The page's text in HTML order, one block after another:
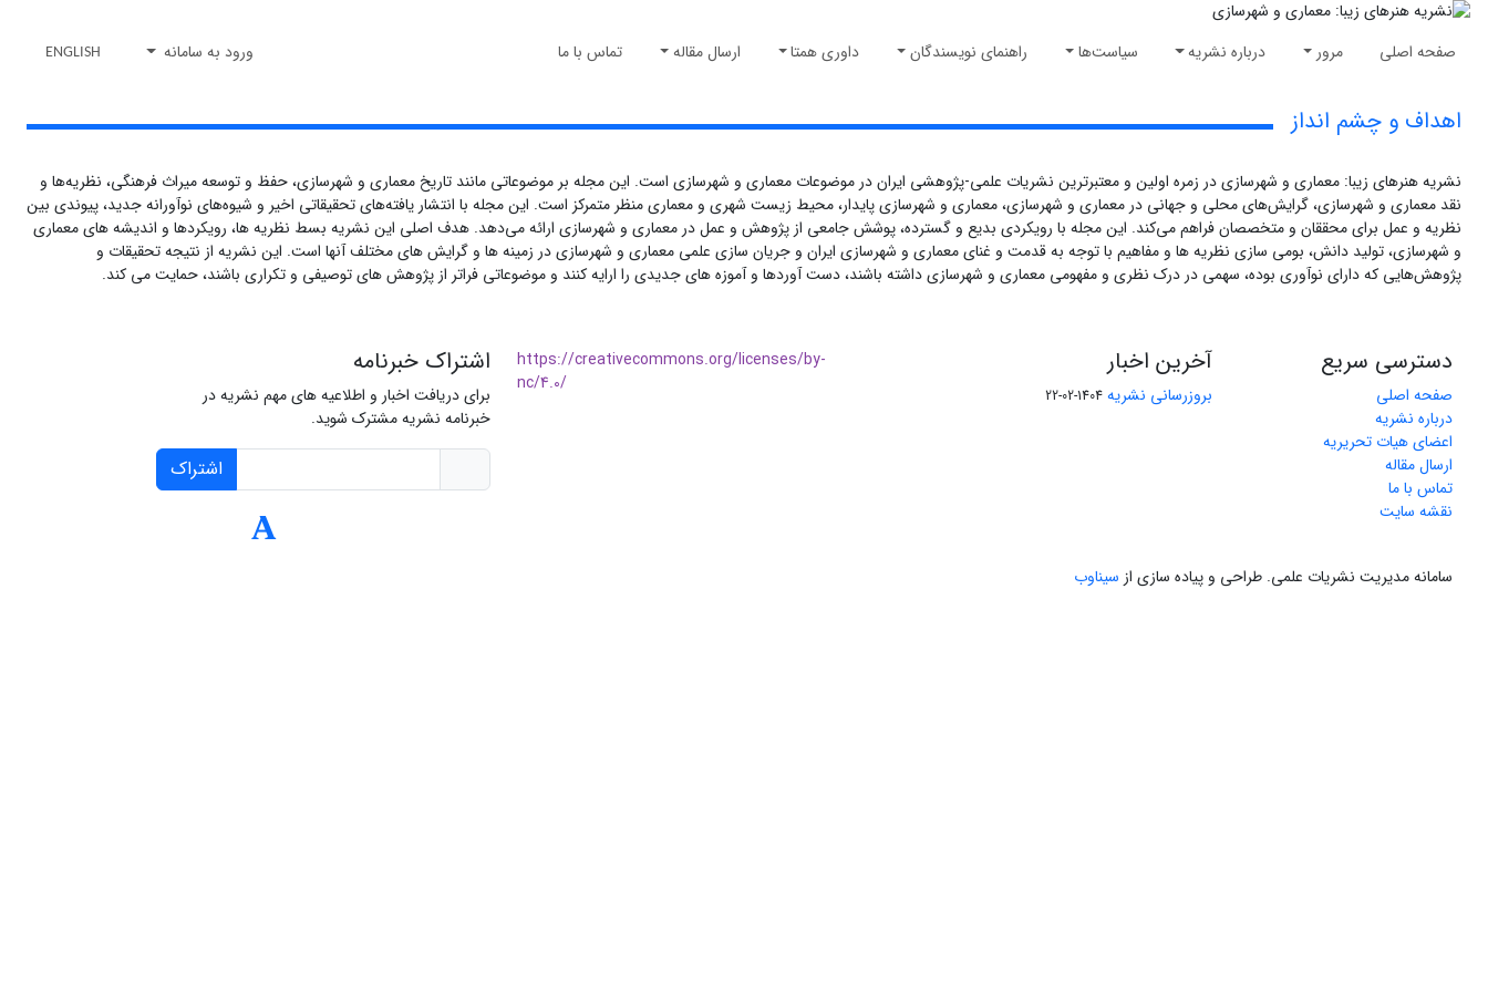
صفحه اصلی مرور درباره نشریه سیاست‌ها راهنمای نویسندگان داوری همتا ارسال مقاله تماس با ما ورود به سامانه ENGLISH
اهداف و چشم انداز
نشریه هنرهای زیبا: معماری و شهرسازی در زمره اولین و معتبرترین نشریات علمی-پژوهشی ایران در موضوعات معماری و شهرسازی است. این مجله بر موضوعاتی مانند تاریخ معماری و شهرسازی، حفظ و توسعه میراث فرهنگی، نظریه‌ها و
نقد معماری و شهرسازی، گرایش‌های محلی و جهانی در معماری و شهرسازی، معماری و شهرسازی پایدار، محیط زیست شهری و معماری منظر متمرکز است. این مجله با انتشار یافته‌های تحقیقاتی اخیر و شیوه‌های نوآورانه جدید، پیوندی بین
نظریه و عمل برای محققان و متخصصان فراهم می‌کند. این مجله با رویکردی بدیع و گسترده، پوشش جامعی از پژوهش و عمل در معماری و شهرسازی ارائه می‌دهد. هدف اصلی این نشریه بسط نظریه ها، رویکردها و اندیشه های معماری
و شهرسازی، تولید دانش، بومی سازی نظریه ها و مفاهیم با توجه به قدمت و غنای معماری و شهرسازی ایران و جریان سازی علمی معماری و شهرسازی در زمینه ها و گرایش های مختلف آنها است. این نشریه از نتیجه تحقیقات و
پژوهش‌هایی که دارای نوآوری بوده، سهمی در درک نظری و مفهومی معماری و شهرسازی داشته باشند، دست آوردها و آموزه های جدیدی را ارایه کنند و موضوعاتی فراتر از پژوهش های توصیفی و تکراری باشند، حمایت می کند.
دسترسی سریع
صفحه اصلی
درباره نشریه
اعضای هیات تحریریه
ارسال مقاله
تماس با ما
نقشه سایت
آخرین اخبار
بروزرسانی نشریه 1404-02-22
https://creativecommons.org/licenses/by-
nc/4.0/
اشتراک خبرنامه
برای دریافت اخبار و اطلاعیه های مهم نشریه در
خبرنامه نشریه مشترک شوید.
اشتراک
سامانه مدیریت نشریات علمی. طراحی و پیاده سازی از سیناوب